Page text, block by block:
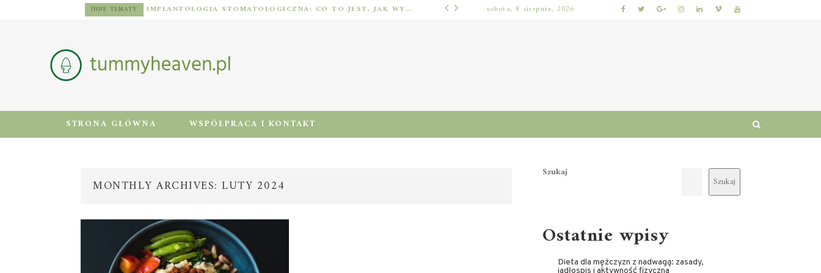
INNE TEMATY IMPLANTOLOGIA STOMATOLOGICZNA: CO TO JEST, JAK WYGLĄDA PROCES IMPLANTACJI I GOJENIA ORAZ DLA KOGO MA ZASTOSOWANIE ODŻYWIENIA I DIETA
sobota, 8 sierpnia, 2026
STRONA GŁÓWNA WSPÓŁPRACA I KONTAKT
MONTHLY ARCHIVES: LUTY 2024
Szukaj
Szukaj
Ostatnie wpisy
Dieta dla mężczyzn z nadwagą: zasady,
jadłospis i aktywność fizyczna